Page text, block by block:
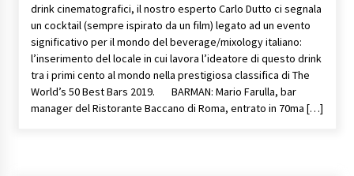
drink cinematografici, il nostro esperto Carlo Dutto ci segnala
un cocktail (sempre ispirato da un film) legato ad un evento
significativo per il mondo del beverage/mixology italiano:
l’inserimento del locale in cui lavora l’ideatore di questo drink
tra i primi cento al mondo nella prestigiosa classifica di The
World’s 50 Best Bars 2019. BARMAN: Mario Farulla, bar
manager del Ristorante Baccano di Roma, entrato in 70ma […]